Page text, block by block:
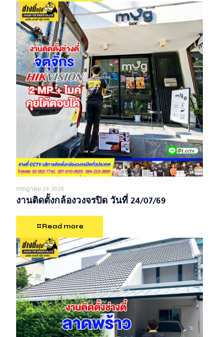
กรกฎาคม 29, 2026
งานติดตั้งกล้องวงจรปิด วันที่ 24/07/69
Read more